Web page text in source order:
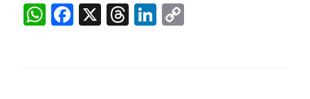
WhatsApp
Facebook
X Threads
LinkedIn